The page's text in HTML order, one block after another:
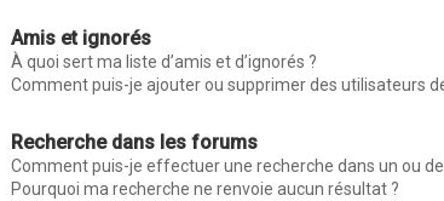
Amis et ignorés
À quoi sert ma liste d’amis et d’ignorés ?
Comment puis-je ajouter ou supprimer des utilisateurs
Recherche dans les forums
Comment puis-je effectuer une recherche dans un ou
Pourquoi ma recherche ne renvoie aucun résultat ?